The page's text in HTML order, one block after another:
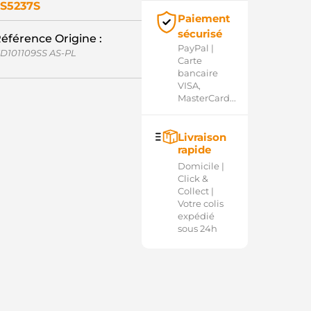
Origine :
AS-PL
Paiement
sécurisé
PayPal |
Carte
bancaire
VISA,
MasterCard...
Livraison
rapide
Domicile |
Click &
Collect |
Votre colis
expédié
sous 24h